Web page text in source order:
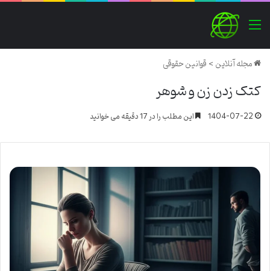
منو
مجله آنلاین>قوانین حقوقی
کتک زدن زن و شوهر
1404-07-22 این مطلب را در 17 دقیقه می خوانید